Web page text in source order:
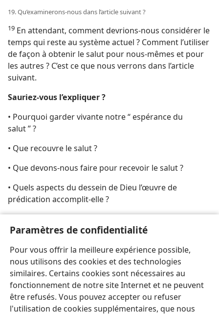
Paramètres de confidentialité
Pour vous offrir la meilleure expérience possible,
nous utilisons des cookies et des technologies
similaires. Certains cookies sont nécessaires au
fonctionnement de notre site Internet et ne peuvent
être refusés. Vous pouvez accepter ou refuser
l'utilisation de cookies supplémentaires, que nous
19. Qu’examinerons-​nous dans l’article suivant ?
19 En attendant, comment devrions-​nous considérer le
temps qui reste au système actuel ? Comment l’utiliser
de façon à obtenir le salut pour nous-​mêmes et pour
les autres ? C’est ce que nous verrons dans l’article
suivant.
Sauriez-​vous l’expliquer ?
• Pourquoi garder vivante notre “ espérance du
salut ” ?
• Que recouvre le salut ?
• Que devons-​nous faire pour recevoir le salut ?
• Quels aspects du dessein de Dieu l’œuvre de
prédication accomplit-​elle ?
destruction.